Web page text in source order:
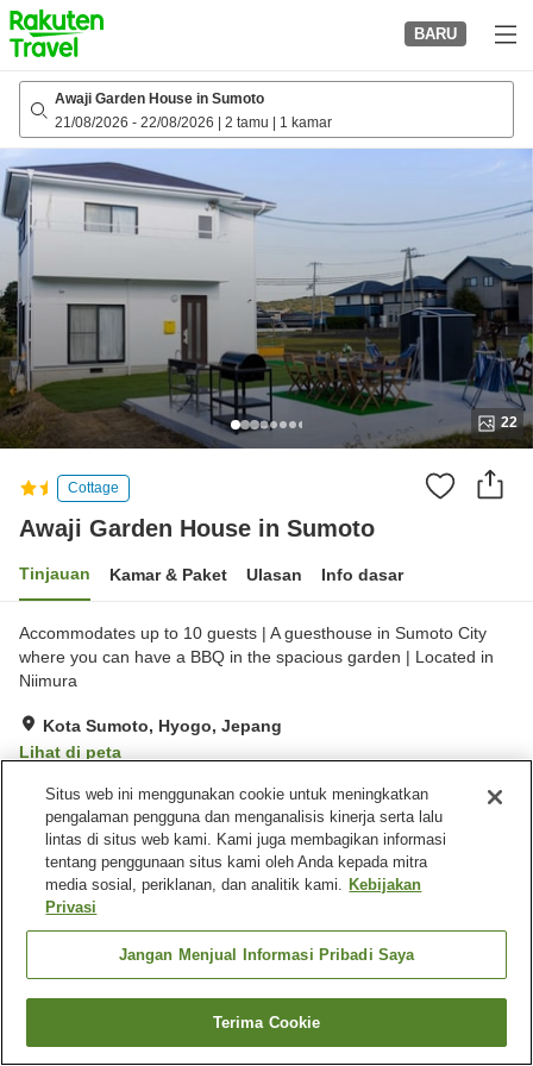
to
top
page
BARU
Awaji Garden House in Sumoto
21/08/2026 - 22/08/2026 2 tamu 1 kamar
22
Cottage
Awaji Garden House in Sumoto
Tinjauan Kamar & Paket Ulasan Info dasar
Accommodates up to 10 guests | A guesthouse in Sumoto City
where you can have a BBQ in the spacious garden | Located in
Niimura
Kota Sumoto, Hyogo, Jepang
Lihat di peta
Sangat baik Ulasan: 6
Fasilitas properti
Tempat parkir
Jepang Hyogo
Kota Sumoto
Awaji Garden House in Sumoto
Cari kamar
Situs web ini menggunakan cookie untuk meningkatkan
pengalaman pengguna dan menganalisis kinerja serta lalu
lintas di situs web kami. Kami juga membagikan informasi
tentang penggunaan situs kami oleh Anda kepada mitra
media sosial, periklanan, dan analitik kami. Kebijakan
Privasi
Jangan Menjual Informasi Pribadi Saya
Terima Cookie